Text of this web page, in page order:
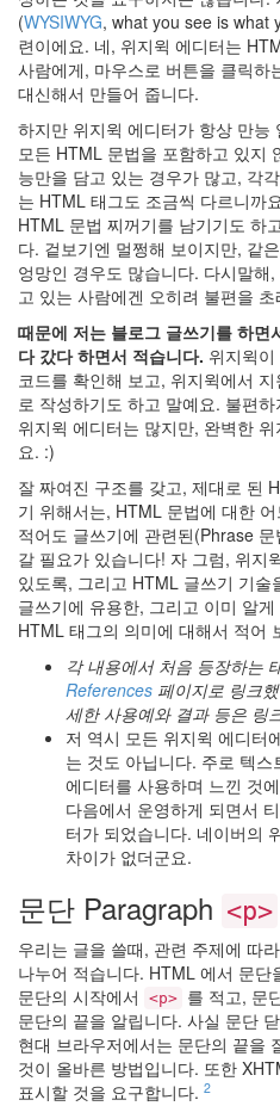
(WYSIWYG, what you see is what
련이에요. 네, 위지윅 에디터는
사람에게, 마우스로 버튼을 클릭하
대신해서 만들어 줍니다.
하지만 위지윅 에디터가 항상 만능
모든 HTML 문법을 포함하고 있지
능만을 담고 있는 경우가 많고, 각
는 HTML 태그도 조금씩 다르니까
HTML 문법 찌꺼기를 남기기도 하
다. 겉보기엔 멀쩡해 보이지만, 같
엉망인 경우도 많습니다. 다시말
고 있는 사람에겐 오히려 불편을
때문에 저는 블로그 글쓰기를 하
다 갔다 하면서 적습니다. 위지윅
코드를 확인해 보고, 위지윅에서
로 작성하기도 하고 말예요. 불편
위지윅 에디터는 많지만, 완벽한
요. :)
잘 짜여진 구조를 갖고, 제대로 된
기 위해서는, HTML 문법에 대한
적어도 글쓰기에 관련된(Phrase
갈 필요가 있습니다! 자 그럼, 위지
있도록, 그리고 HTML 글쓰기 기술
글쓰기에 유용한, 그리고 이미 알
HTML 태그의 의미에 대해서 적어
각 내용에서 처음 등장하는
References 페이지로 링크
세한 사용예와 결과 등은 링
저 역시 모든 위지윅 에디터
는 것도 아닙니다. 주로 텍
에디터를 사용하며 느낀 것
다음에서 운영하게 되면서
터가 되었습니다. 네이버의
차이가 없더군요.
문단 Paragraph <p>
우리는 글을 쓸때, 관련 주제에 따
나누어 적습니다. HTML 에서 문단
문단의 시작에서
<p> 를 적고, 문
문단의 끝을 알립니다. 사실 문단
현대 브라우저에서는 문단의 끝을
것이 올바른 방법입니다. 또한
표시할 것을 요구합니다. 2
영
되
지
않
습
니
다.
by
hi8ar
산
자
안
녕!
:)
2
by
hi8ar
디
아
블
로
안
hi8ar
이
브..
2
by
hi8ar
외
계